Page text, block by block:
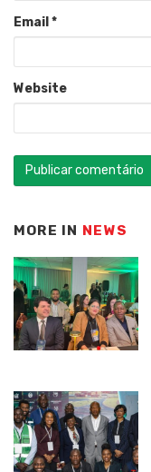
Email *
Website
MORE IN NEWS